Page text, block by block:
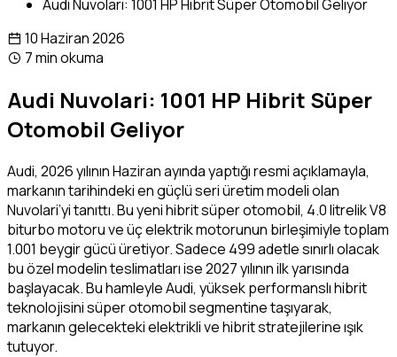
Audi Nuvolari: 1001 HP Hibrit Süper Otomobil Geliyor
10 Haziran 2026
7 min okuma
Audi Nuvolari: 1001 HP Hibrit Süper
Otomobil Geliyor
Audi, 2026 yılının Haziran ayında yaptığı resmi açıklamayla,
markanın tarihindeki en güçlü seri üretim modeli olan
Nuvolari’yi tanıttı. Bu yeni hibrit süper otomobil, 4.0 litrelik V8
biturbo motoru ve üç elektrik motorunun birleşimiyle toplam
1.001 beygir gücü üretiyor. Sadece 499 adetle sınırlı olacak
bu özel modelin teslimatları ise 2027 yılının ilk yarısında
başlayacak. Bu hamleyle Audi, yüksek performanslı hibrit
teknolojisini süper otomobil segmentine taşıyarak,
markanın gelecekteki elektrikli ve hibrit stratejilerine ışık
tutuyor.